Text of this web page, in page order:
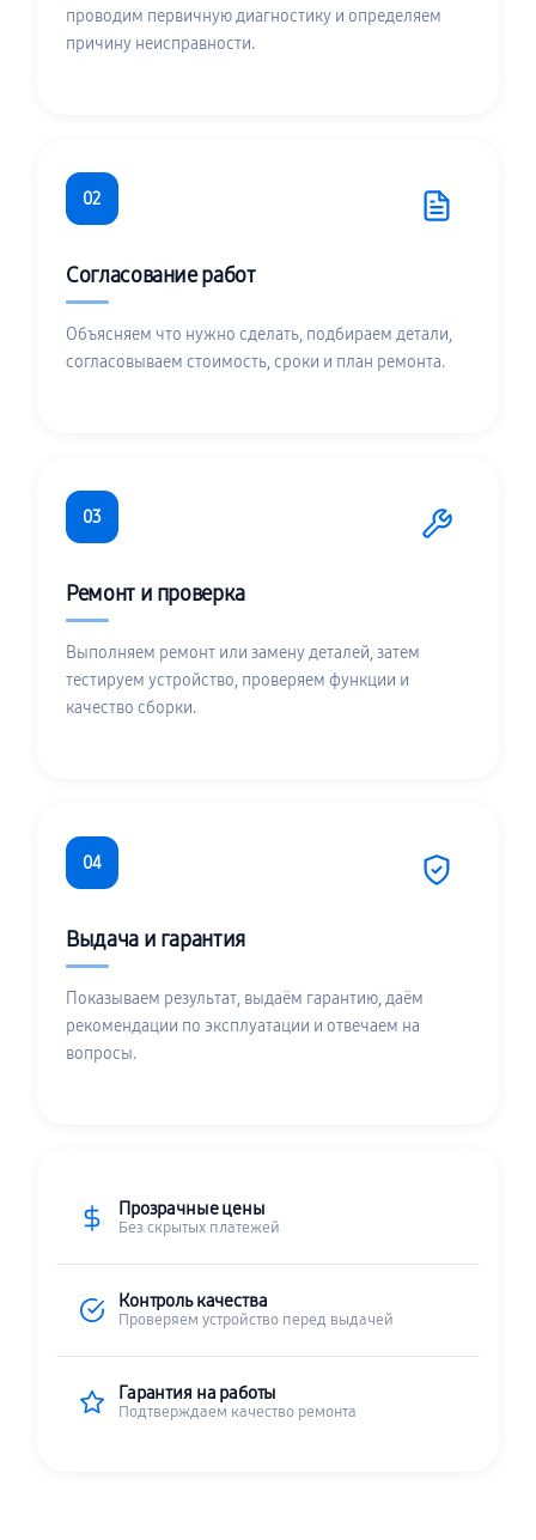
проводим первичную диагностику и определяем
причину неисправности.
02
Согласование работ
Объясняем что нужно сделать, подбираем детали,
согласовываем стоимость, сроки и план ремонта.
03
Ремонт и проверка
Выполняем ремонт или замену деталей, затем
тестируем устройство, проверяем функции и
качество сборки.
04
Выдача и гарантия
Показываем результат, выдаём гарантию, даём
рекомендации по эксплуатации и отвечаем на
вопросы.
Прозрачные цены
Без скрытых платежей
Контроль качества
Проверяем устройство перед выдачей
Гарантия на работы
Подтверждаем качество ремонта